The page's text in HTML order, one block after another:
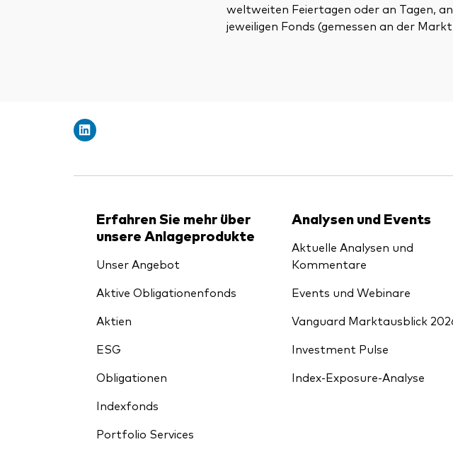
weltweiten Feiertagen oder an Tagen,
jeweiligen Fonds (gemessen an der
Erfahren Sie mehr über
unsere Anlageprodukte
Unser Angebot
Aktive Obligationenfonds
Aktien
ESG
Obligationen
Indexfonds
Portfolio Services
Analysen und Events
Aktuelle Analysen und
Kommentare
Events und Webinare
Vanguard Marktausblick
Investment Pulse
Index-Exposure-Analyse